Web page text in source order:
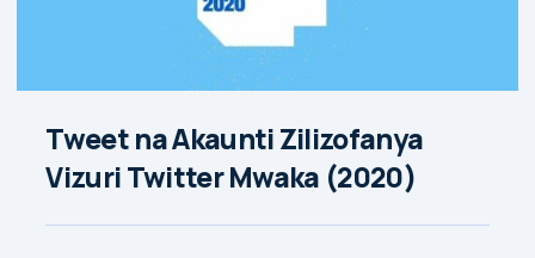
Tweet na Akaunti Zilizofanya
Vizuri Twitter Mwaka (2020)
Type to start searching…